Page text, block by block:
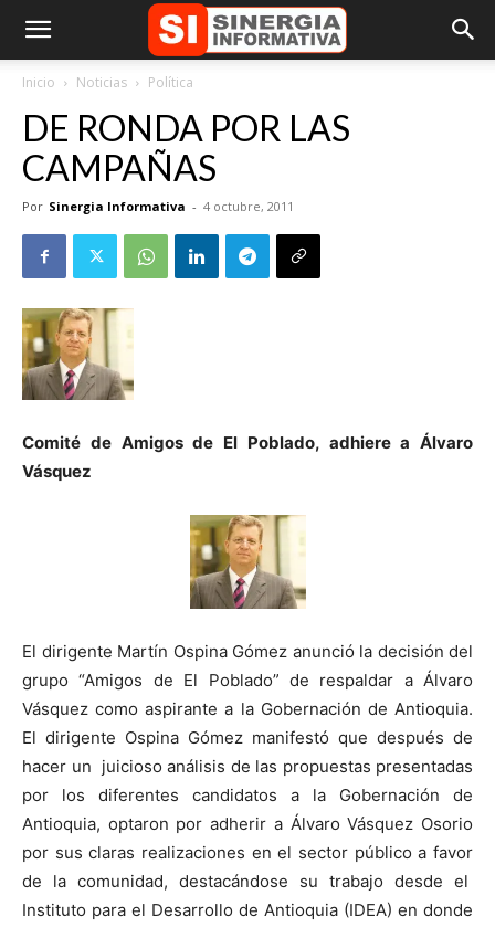
Inicio Noticias Política
DE RONDA POR LAS
CAMPAÑAS
Por Sinergia Informativa - 4 octubre, 2011
Comité de Amigos de El Poblado, adhiere a Álvaro
Vásquez
El dirigente Martín Ospina Gómez anunció la decisión del
grupo “Amigos de El Poblado” de respaldar a Álvaro
Vásquez como aspirante a la Gobernación de Antioquia.
El dirigente Ospina Gómez manifestó que después de
hacer un juicioso análisis de las propuestas presentadas
por los diferentes candidatos a la Gobernación de
Antioquia, optaron por adherir a Álvaro Vásquez Osorio
por sus claras realizaciones en el sector público a favor
de la comunidad, destacándose su trabajo desde el
Instituto para el Desarrollo de Antioquia (IDEA) en donde